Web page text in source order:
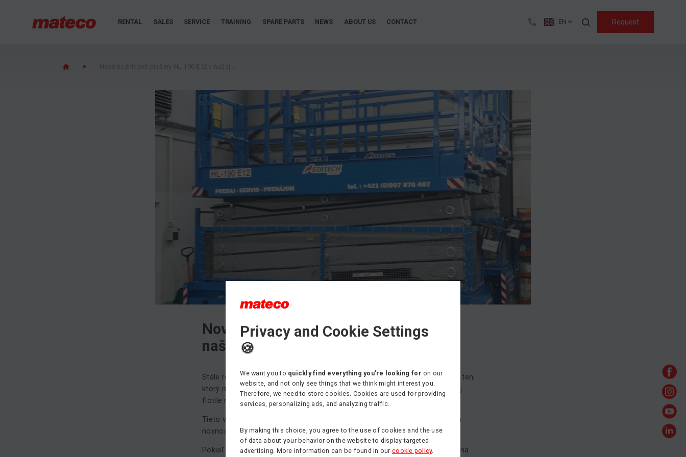
RENTAL SALES SERVICE TRAINING SPARE PARTS NEWS ABOUT US CONTACT EN Request
Search
Nové nožnicové plošiny HL-190 E12 v
našej flotile na prenájom
Stále rozširujeme sortiment pracovných strojov, aby si každý mohol vybrať ten,
ktorý mu bude najviac vyhovovať pri svojej práci. Tento krát môžete v našej
flotile nájsť nové nožnicové plošiny HL-190 E12.
Tieto výborné nožnicové plošiny s pracovnou výškou 19 m, šírkou 0,96 m a
nosnosťou 500 kg nájdete len u nás.
Pokiaľ by ste mali záujem o viac informácií o týchto plošinách nájdete ich na
Privacy and Cookie Settings
🍪
We want you to quickly find everything you’re looking for on our
website, and not only see things that we think might interest you.
Therefore, we need to store cookies. Cookies are used for providing
services, personalizing ads, and analyzing traffic.
By making this choice, you agree to the use of cookies and the use
of data about your behavior on the website to display targeted
advertising. More information can be found in our cookie policy.